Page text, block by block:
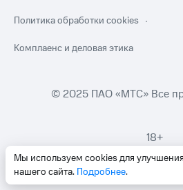
Мы используем cookies для
нашего сайта. Подробнее.
Политика обработки cookies
Комплаенс и деловая этика
© 2025 ПАО «МТС» Все
18+